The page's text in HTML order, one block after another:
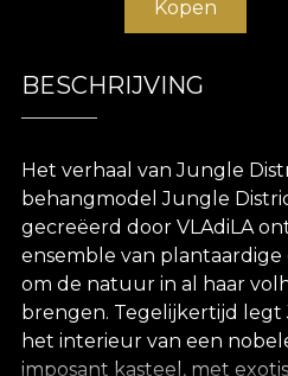
Kopen
BESCHRIJVING
Het verhaal van Jungle
behangmodel Jungle
gecreëerd door VLAdiLA
ensemble van
om de natuur in al haar
brengen. Tegelijkertijd legt
het interieur van een
imposant kasteel, met